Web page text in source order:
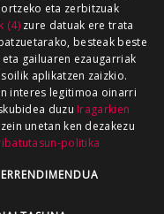
eta zerbitzuak
(4)zure datuak ere trata
besteak beste
gailuaren ezaugarriak
aplikatzen zaizkio.
interes legitimoa oinarri
duzu Iragarkien
unetan ken dezakezu
politika
ERRENDIMENDUA